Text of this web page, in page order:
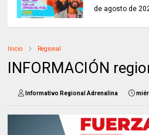
de agosto de
Inicio Regional
INFORMACIÓN
Informativo Regional Adrenalina